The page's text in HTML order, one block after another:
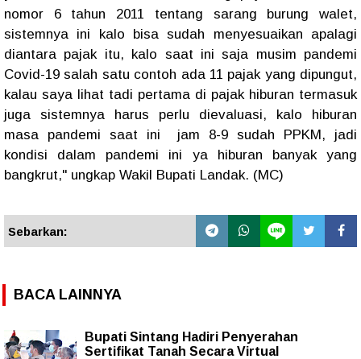
nomor 6 tahun 2011 tentang sarang burung walet,
sistemnya ini kalo bisa sudah menyesuaikan apalagi
diantara pajak itu, kalo saat ini saja musim pandemi
Covid-19 salah satu contoh ada 11 pajak yang dipungut,
kalau saya lihat tadi pertama di pajak hiburan termasuk
juga sistemnya harus perlu dievaluasi, kalo hiburan
masa pandemi saat ini jam 8-9 sudah PPKM, jadi
kondisi dalam pandemi ini ya hiburan banyak yang
bangkrut," ungkap Wakil Bupati Landak. (MC)
Sebarkan:
BACA LAINNYA
Bupati Sintang Hadiri Penyerahan
Sertifikat Tanah Secara Virtual